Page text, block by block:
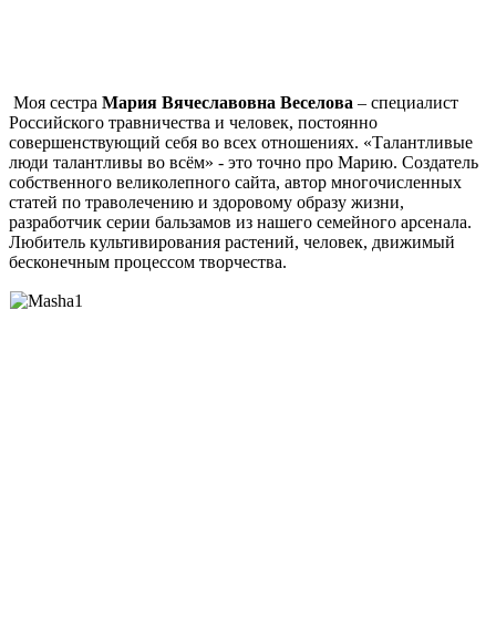
Моя сестра Мария Вячеславовна Веселова – специалист
Российского травничества и человек, постоянно
совершенствующий себя во всех отношениях. «Талантливые
люди талантливы во всём» - это точно про Марию. Создатель
собственного великолепного сайта, автор многочисленных
статей по траволечению и здоровому образу жизни,
разработчик серии бальзамов из нашего семейного арсенала.
Любитель культивирования растений, человек, движимый
бесконечным процессом творчества.